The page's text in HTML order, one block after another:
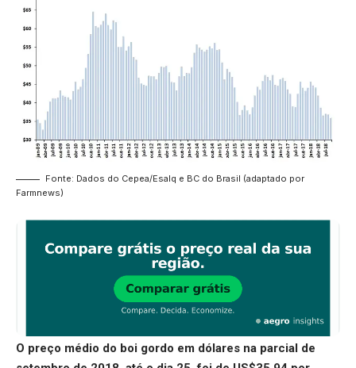
Fonte: Dados do Cepea/Esalq e BC do Brasil (adaptado por
Farmnews)
O preço médio do boi gordo em dólares na parcial de